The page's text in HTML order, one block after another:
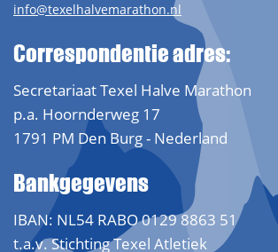
info@texelhalvemarathon.nl
Correspondentie adres:
Secretariaat Texel Halve Marathon
p.a. Hoornderweg 17
1791 PM Den Burg - Nederland
Bankgegevens
IBAN: NL54 RABO 0129 8863 51
t.a.v. Stichting Texel Atletiek